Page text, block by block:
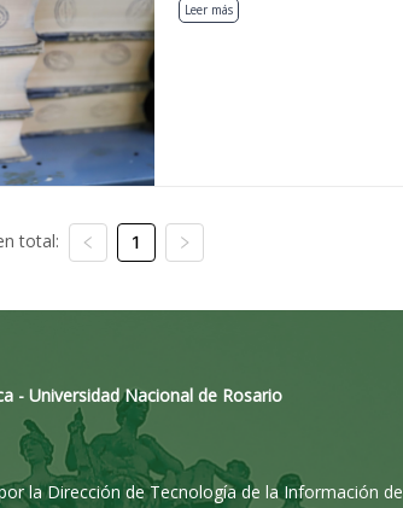
Leer más
total: 1
- Universidad Nacional de Rosario
la Dirección de Tecnología de la Información de